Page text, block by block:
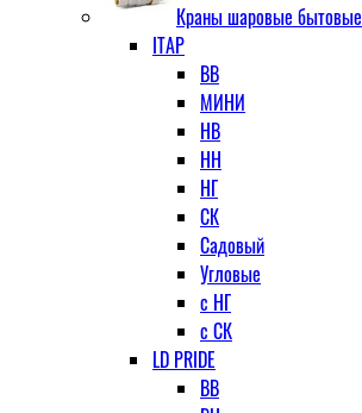
Краны шаровые бытовые
ITAP
ВВ
МИНИ
НВ
НН
НГ
СК
Садовый
Угловые
с НГ
с СК
LD PRIDE
ВВ